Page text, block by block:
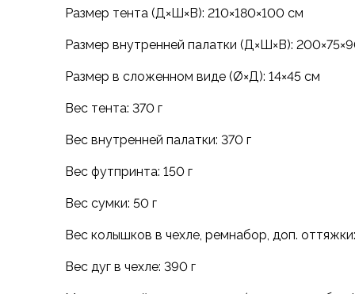
Уход за обувью
Сушилки для обуви
Ледоступы
Аксессуары
Варежки
Всесезонные перчатки
Мембранные перчатки
Полуперчатки
Шапки
Размер тента (Д×Ш×В): 210×180×100 см
Размер внутренней палатки (Д×Ш×В):
Размер в сложенном виде (Ø×Д): 14×45 см
Вес тента: 370 г
Вес внутренней палатки: 370 г
Вес футпринта: 150 г
Вес сумки: 50 г
Вес колышков в чехле, ремнабор, доп.
Вес дуг в чехле: 390 г